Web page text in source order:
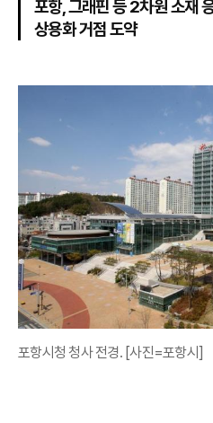
포항, 그래핀 등 2차원 소재
상용화 거점 도약
포항시청 청사 전경. [사진=포항시]